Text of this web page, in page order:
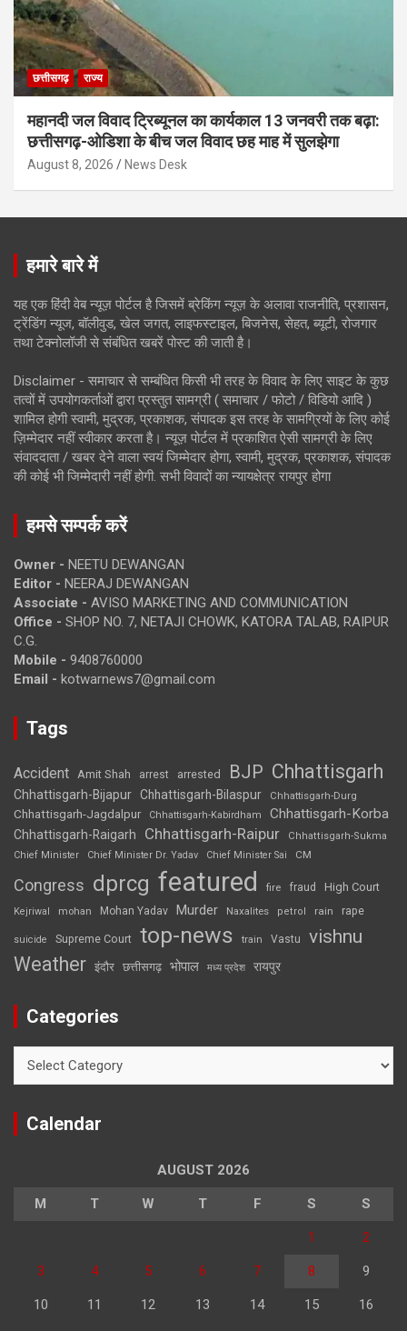
छत्तीसगढ़ राज्य
महानदी जल विवाद ट्रिब्यूनल का कार्यकाल 13 जनवरी तक बढ़ा:
छत्तीसगढ़-ओडिशा के बीच जल विवाद छह माह में सुलझेगा
August 8, 2026 News Desk
हमारे बारे में
यह एक हिंदी वेब न्यूज़ पोर्टल है जिसमें ब्रेकिंग न्यूज़ के अलावा राजनीति, प्रशासन,
ट्रेंडिंग न्यूज, बॉलीवुड, खेल जगत, लाइफस्टाइल, बिजनेस, सेहत, ब्यूटी, रोजगार
तथा टेक्नोलॉजी से संबंधित खबरें पोस्ट की जाती है।
Disclaimer - समाचार से सम्बंधित किसी भी तरह के विवाद के लिए साइट के कुछ
तत्वों में उपयोगकर्ताओं द्वारा प्रस्तुत सामग्री ( समाचार / फोटो / विडियो आदि )
शामिल होगी स्वामी, मुद्रक, प्रकाशक, संपादक इस तरह के सामग्रियों के लिए कोई
ज़िम्मेदार नहीं स्वीकार करता है। न्यूज़ पोर्टल में प्रकाशित ऐसी सामग्री के लिए
संवाददाता / खबर देने वाला स्वयं जिम्मेदार होगा, स्वामी, मुद्रक, प्रकाशक, संपादक
की कोई भी जिम्मेदारी नहीं होगी. सभी विवादों का न्यायक्षेत्र रायपुर होगा
हमसे सम्पर्क करें
Owner - NEETU DEWANGAN
Editor - NEERAJ DEWANGAN
Associate - AVISO MARKETING AND COMMUNICATION
Office - SHOP NO. 7, NETAJI CHOWK, KATORA TALAB, RAIPUR
C.G.
Mobile - 9408760000
Email - kotwarnews7@gmail.com
Tags
Accident Amit Shah arrest arrested BJP Chhattisgarh
Chhattisgarh-Bijapur Chhattisgarh-Bilaspur Chhattisgarh-Durg
Chhattisgarh-Jagdalpur Chhattisgarh-Kabirdham Chhattisgarh-Korba
Chhattisgarh-Raigarh Chhattisgarh-Raipur
Chhattisgarh-Sukma
Chief Minister
Chief Minister Dr. Yadav Chief Minister Sai CM
Congress dprcg featured fire fraud High Court
Kejriwal mohan Mohan Yadav Murder Naxalites petrol rain rape
suicide Supreme Court top-news train Vastu vishnu
Weather इंदौर छत्तीसगढ़ भोपाल मध्य प्रदेश रायपुर
Categories
Calendar
AUGUST 2026
M T W T F S S
1 2
3 4 5 6 7 8 9
10 11 12 13 14 15 16